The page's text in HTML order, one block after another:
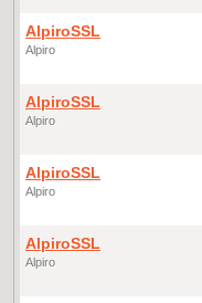
AlpiroSSL
Alpiro
AlpiroSSL
Alpiro
AlpiroSSL
Alpiro
AlpiroSSL
Alpiro